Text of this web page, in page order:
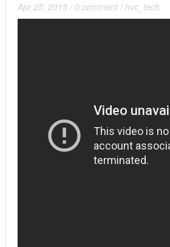
Apr 25, 2015 / 0 comment /hvc_tech